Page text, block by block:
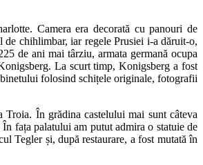
Camera era decorată cu panouri de
chihlimbar, iar regele Prusiei i-a dăruit-o,
de ani mai târziu, armata germană ocupa
La scurt timp, Konigsberg a fost
folosind schițele originale, fotografii
Troia. În grădina castelului mai sunt câteva
fața palatului am putut admira o statuie de
Tegler și, după restaurare, a fost mutată în